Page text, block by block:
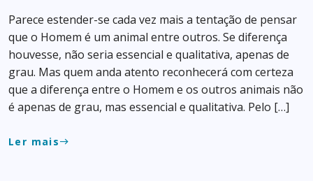
Parece estender-se cada vez mais a tentação de pensar
que o Homem é um animal entre outros. Se diferença
houvesse, não seria essencial e qualitativa, apenas de
grau. Mas quem anda atento reconhecerá com certeza
que a diferença entre o Homem e os outros animais não
é apenas de grau, mas essencial e qualitativa. Pelo […]
Ler maiseast